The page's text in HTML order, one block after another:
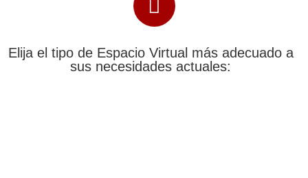
Elija el tipo de Espacio Virtual más adecuado a
sus necesidades actuales: